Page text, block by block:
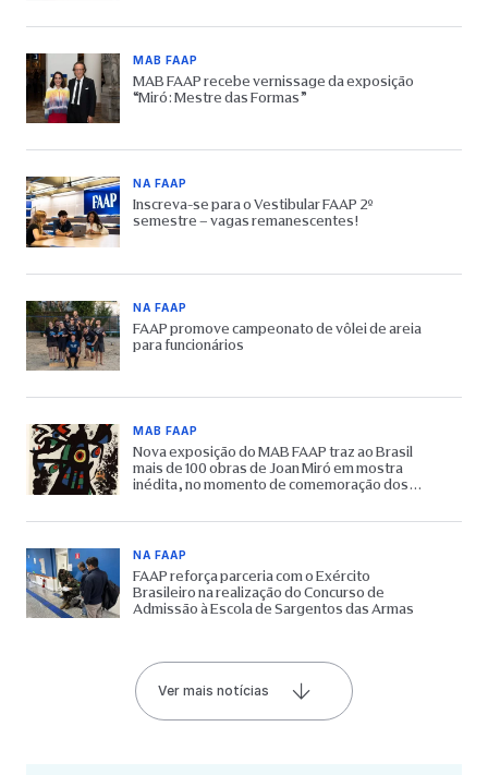
MAB FAAP
MAB FAAP recebe vernissage da exposição
“Miró: Mestre das Formas”
NA FAAP
Inscreva-se para o Vestibular FAAP 2º
semestre – vagas remanescentes!
NA FAAP
FAAP promove campeonato de vôlei de areia
para funcionários
MAB FAAP
Nova exposição do MAB FAAP traz ao Brasil
mais de 100 obras de Joan Miró em mostra
inédita, no momento de comemoração dos
NA FAAP
FAAP reforça parceria com o Exército
Brasileiro na realização do Concurso de
Admissão à Escola de Sargentos das Armas
Ver mais notícias